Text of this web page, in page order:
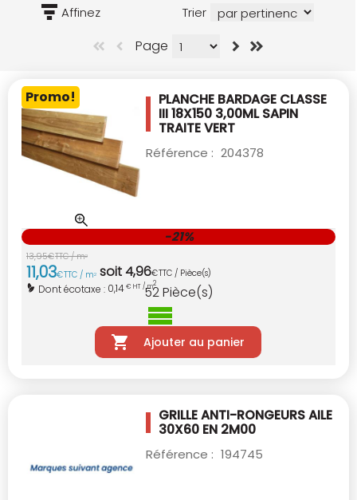
Affinez Trier
Page
Promo! PLANCHE BARDAGE CLASSE
III 18X150 3,00MLSAPIN
TRAITE VERT
Référence : 204378
13,95€TTC / m2
11,03€TTC / m2 soit4,96€TTC / Pièce(s)
Dont écotaxe : 0,14€ HT / m2
-21%
52Pièce(s)
Ajouter au panier
GRILLE ANTI-RONGEURS AILE
30X60 EN 2M00
Référence : 194745